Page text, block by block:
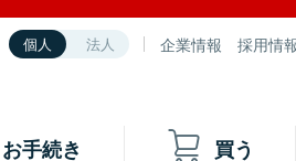
個人 法人 企業情報 採用情
手続き 買う